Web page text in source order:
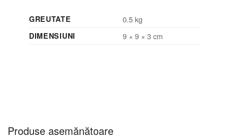
GREUTATE 0.5 kg
DIMENSIUNI 9 × 9 × 3 cm
Produse asemănătoare